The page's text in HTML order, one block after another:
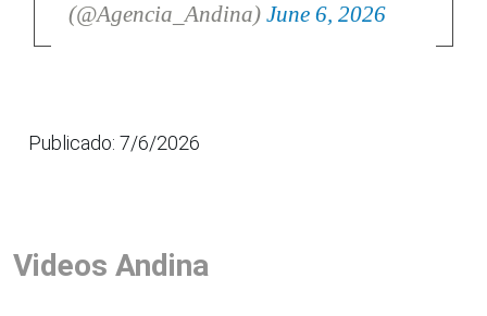
(@Agencia_Andina) June 6, 2026
Publicado: 7/6/2026
Videos Andina